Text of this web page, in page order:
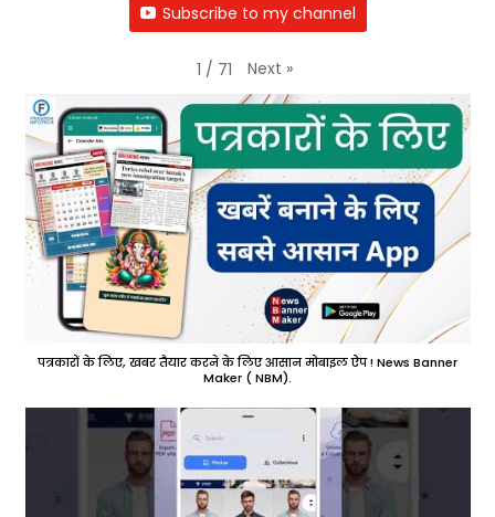
Subscribe to my channel
1 / 71 Next »
पत्रकारों के लिए, खबर तैयार करने के लिए आसान मोबाइल ऐप ! News Banner
Maker ( NBM).